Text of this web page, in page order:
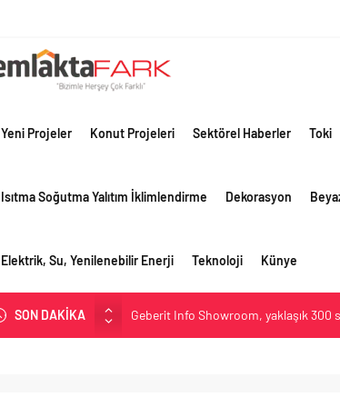
Yeni Projeler Konut Projeleri Sektörel Haberler Toki
Isıtma Soğutma Yalıtım İklimlendirme Dekorasyon
Elektrik, Su, Yenilenebilir Enerji Teknoloji Künye
SON DAKİKA
Geberit Info Showroom, yaklaşık 300
Çimko, stratejik pazarlama